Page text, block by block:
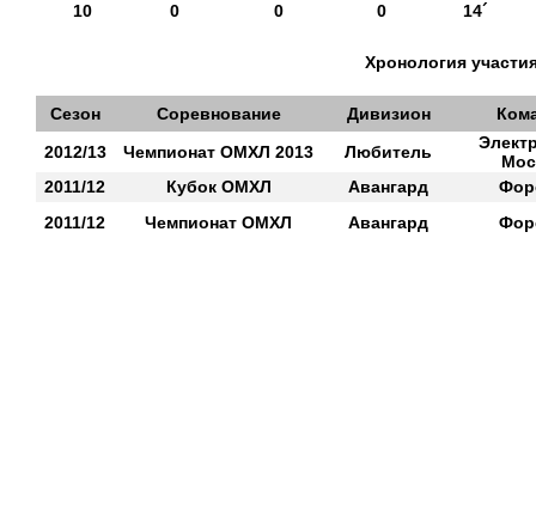
10
0 0 0 14´
Хронология
Сезон Соревнование Дивизион
2012/13
Чемпионат ОМХЛ 2013 Любитель
2011/12
Кубок ОМХЛ Авангард
2011/12
Чемпионат ОМХЛ Авангард